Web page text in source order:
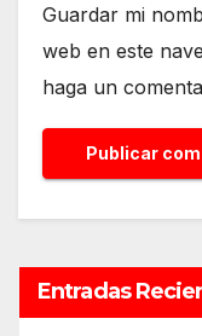
Guardar mi
web en este
haga un
Entradas